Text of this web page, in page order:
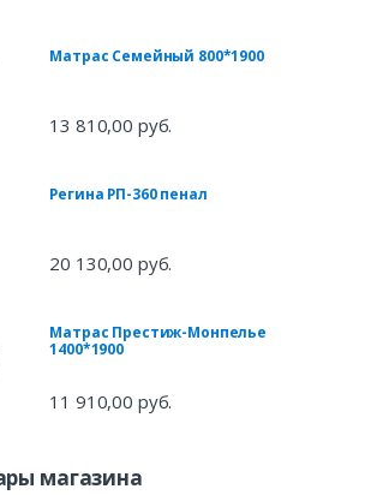
Матрас Семейный 800*1900
13 810,00 руб.
Регина РП-360 пенал
20 130,00 руб.
Матрас Престиж-Монпелье
1400*1900
11 910,00 руб.
магазина